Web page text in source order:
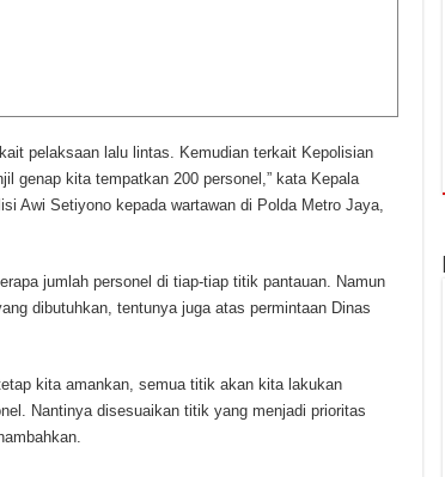
pelaksaan lalu lintas. Kemudian terkait Kepolisian
genap kita tempatkan 200 personel,” kata Kepala
Awi Setiyono kepada wartawan di Polda Metro Jaya,
jumlah personel di tiap-tiap titik pantauan. Namun
dibutuhkan, tentunya juga atas permintaan Dinas
kita amankan, semua titik akan kita lakukan
Nantinya disesuaikan titik yang menjadi prioritas